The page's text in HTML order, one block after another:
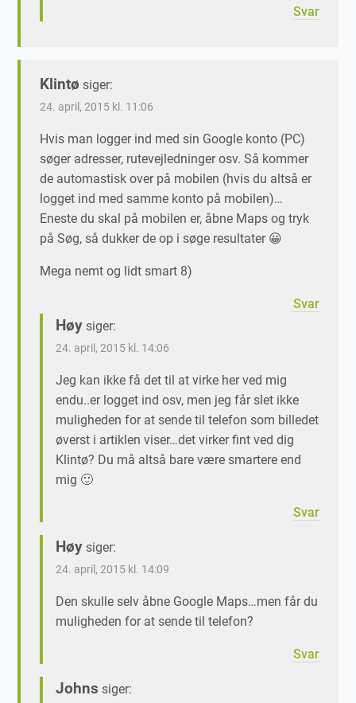
Svar
Klintø siger:
24. april, 2015 kl. 11:06
Hvis man logger ind med sin Google konto (PC)
søger adresser, rutevejledninger osv. Så kommer
de automastisk over på mobilen (hvis du altså er
logget ind med samme konto på mobilen)…
Eneste du skal på mobilen er, åbne Maps og tryk
på Søg, så dukker de op i søge resultater 😀
Mega nemt og lidt smart 8)
Svar
Høy siger:
24. april, 2015 kl. 14:06
Jeg kan ikke få det til at virke her ved mig
endu..er logget ind osv, men jeg får slet ikke
muligheden for at sende til telefon som billedet
øverst i artiklen viser…det virker fint ved dig
Klintø? Du må altså bare være smartere end
mig 🙂
Svar
Høy siger:
24. april, 2015 kl. 14:09
Den skulle selv åbne Google Maps…men får du
muligheden for at sende til telefon?
Svar
Johns siger: